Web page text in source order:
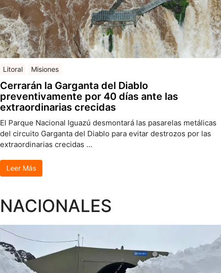
Litoral Misiones
Cerrarán la Garganta del Diablo
preventivamente por 40 días ante las
extraordinarias crecidas
El Parque Nacional Iguazú desmontará las pasarelas metálicas
del circuito Garganta del Diablo para evitar destrozos por las
extraordinarias crecidas …
Leer Más
NACIONALES